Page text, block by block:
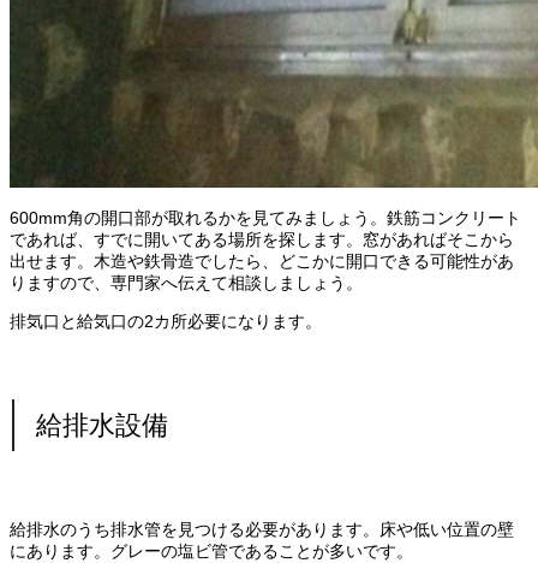
600mm角の開口部が取れるかを見てみましょう。鉄筋コンクリート
であれば、すでに開いてある場所を探します。窓があればそこから
出せます。木造や鉄骨造でしたら、どこかに開口できる可能性があ
りますので、専門家へ伝えて相談しましょう。
排気口と給気口の2カ所必要になります。
給排水設備
給排水のうち排水管を見つける必要があります。床や低い位置の壁
にあります。グレーの塩ビ管であることが多いです。